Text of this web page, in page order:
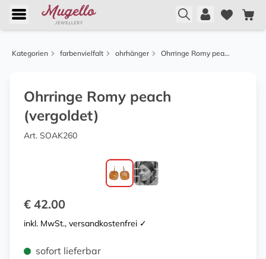
Kategorien farbenvielfalt ohrhänger Ohrringe Romy peach (vergoldet)
Ohrringe Romy peach
(vergoldet)
Art. SOAK260
€ 42.00
inkl. MwSt., versandkostenfrei ✓
sofort lieferbar